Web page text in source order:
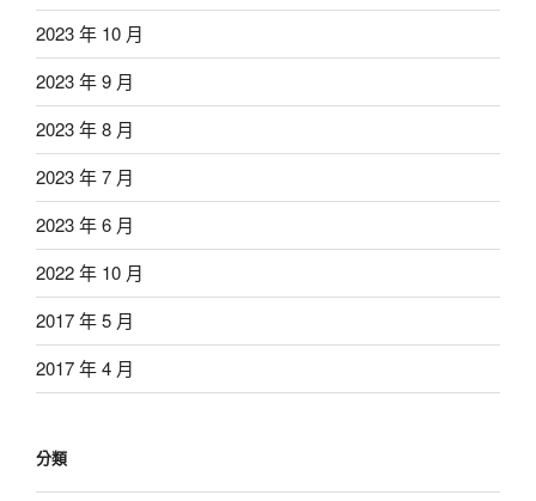
2023 年 10 月
2023 年 9 月
2023 年 8 月
2023 年 7 月
2023 年 6 月
2022 年 10 月
2017 年 5 月
2017 年 4 月
分類